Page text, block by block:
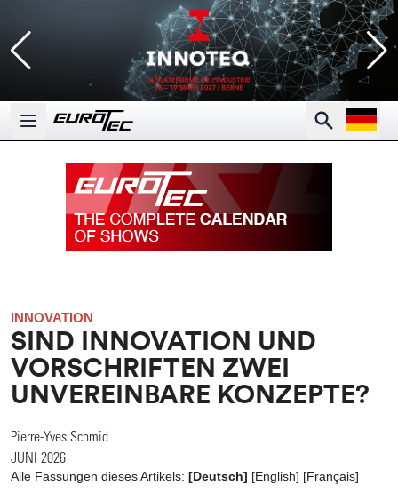
Open main menu
Search
Open
INNOVATION
SIND INNOVATION UND
VORSCHRIFTEN ZWEI
UNVEREINBARE KONZEPTE?
Pierre-Yves Schmid
JUNI 2026
Alle Fassungen dieses Artikels: [Deutsch] [English] [Français]